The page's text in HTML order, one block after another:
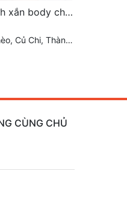
Linh Đan Gái gọi thủ đức Dâm Ngoan Chiều Khách
CÙNG CHỦ